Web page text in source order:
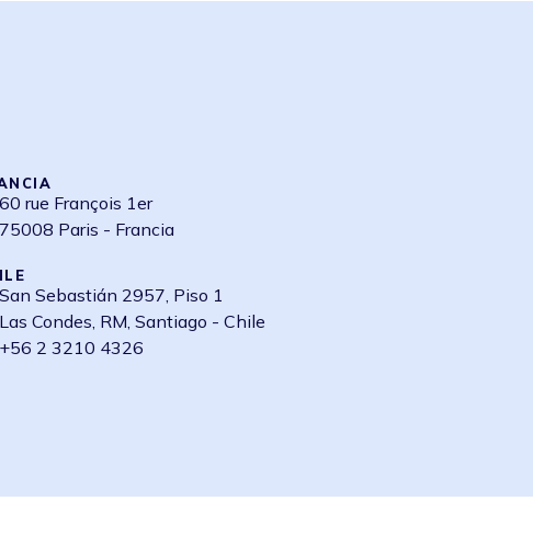
60 rue François 1er
75008 Paris - Francia
San Sebastián 2957, Piso 1
Las Condes, RM, Santiago - Chile
+56 2 3210 4326